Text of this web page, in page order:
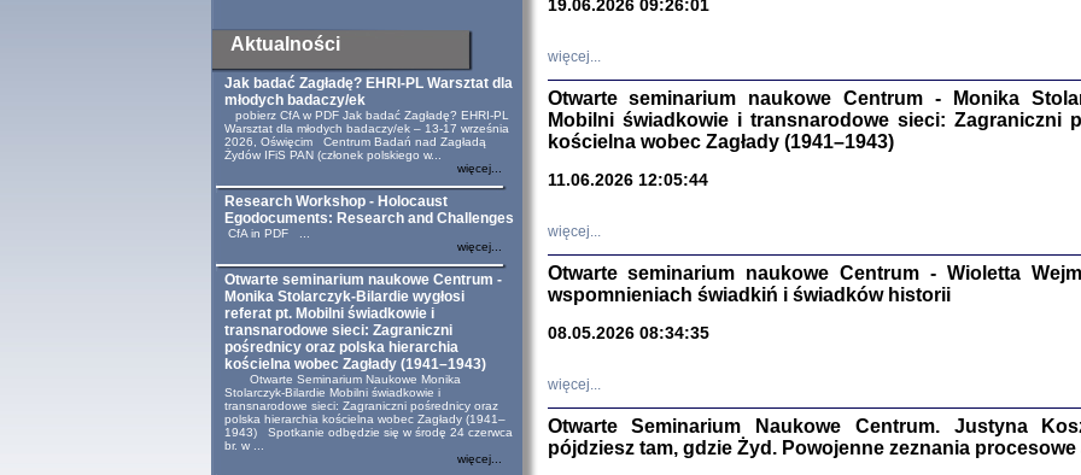
Aktualności
Jak badać Zagładę? EHRI-PL Warsztat dla
młodych badaczy/ek
pobierz CfA w PDF Jak badać Zagładę? EHRI-PL
Warsztat dla młodych badaczy/ek – 13-17 września
2026, Oświęcim Centrum Badań nad Zagładą
Żydów IFiS PAN (członek polskiego w...
więcej...
Research Workshop - Holocaust
Egodocuments: Research and Challenges
CfA in PDF ...
więcej...
Otwarte seminarium naukowe Centrum -
Monika Stolarczyk-Bilardie wygłosi
referat pt. Mobilni świadkowie i
transnarodowe sieci: Zagraniczni
pośrednicy oraz polska hierarchia
kościelna wobec Zagłady (1941–1943)
Otwarte Seminarium Naukowe Monika
Stolarczyk-Bilardie Mobilni świadkowie i
transnarodowe sieci: Zagraniczni pośrednicy oraz
polska hierarchia kościelna wobec Zagłady (1941–
1943) Spotkanie odbędzie się w środę 24 czerwca
br. w ...
więcej...
Wagner Rózia
oprac.
Warszawa 2022
oprac.
19.06.2026 09:26:01
więcej...
Otwarte seminarium naukowe Centrum - Monika
Mobilni świadkowie i transnarodowe sieci: Zagraniczni
kościelna wobec Zagłady (1941–1943)
11.06.2026 12:05:44
więcej...
Otwarte seminarium naukowe Centrum - Wioletta
wspomnieniach świadkiń i świadków historii
08.05.2026 08:34:35
więcej...
Otwarte Seminarium Naukowe Centrum. Justyna
pójdziesz tam, gdzie Żyd. Powojenne zeznania procesowe